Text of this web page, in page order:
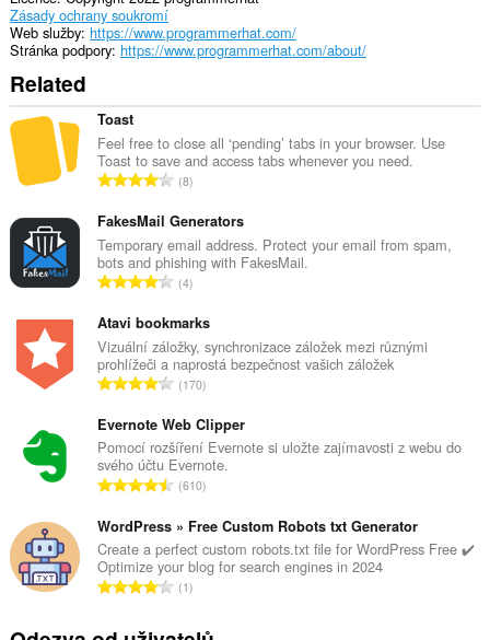
Zásady ochrany soukromí
Web služby https://www.programmerhat.com/
Stránka podpory https://www.programmerhat.com/about/
Related
Toast
Feel free to close all ‘pending’ tabs in your browser. Use
Toast to save and access tabs whenever you need.
C
l
k
o
v
p
o
č
e
t
h
o
d
o
c
e
n
8
FakesMail Generators
Temporary email address. Protect your email from spam,
bots and phishing with FakesMail.
C
l
k
o
v
p
o
č
e
h
o
d
o
4
Atavi bookmarks
Vizuální záložky, synchronizace záložek mezi různými
prohlížeči a naprostá bezpečnost vašich záložek
C
l
k
o
v
p
o
č
e
170
Evernote Web Clipper
Pomocí rozšíření Evernote si uložte zajímavosti z webu do
svého účtu Evernote.
C
k
o
v
610
WordPress » Free Custom Robots txt Generator
Create a perfect custom robots.txt file for WordPress Free ✔️
Optimize your blog for search engines in 2024
C1